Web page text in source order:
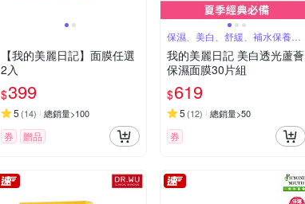
【我的美麗日記】面膜任選
2入
$399
5 (14) 總銷量>100
券 贈品
保濕、美白、舒緩、補水保養技
能一組搞定
我的美麗日記 美白透光蘆薈
保濕面膜30片組
$619
5 (12) 總銷量>50
券